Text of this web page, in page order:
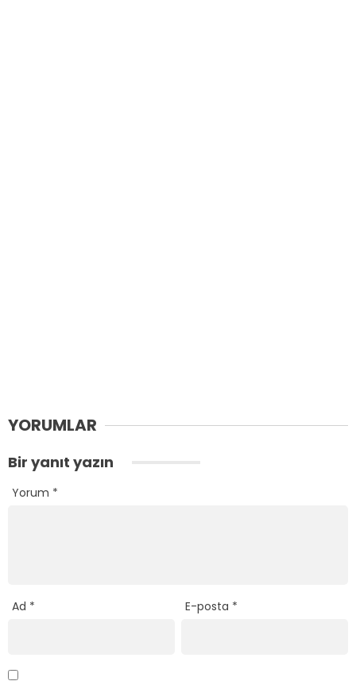
YORUMLAR
Bir yanıt yazın
Yorum *
Ad * E-posta *